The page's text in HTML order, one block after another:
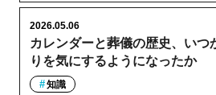
カレンダーと葬儀の歴史、いつ
りを気にするようになったか
2026.05.06
知識